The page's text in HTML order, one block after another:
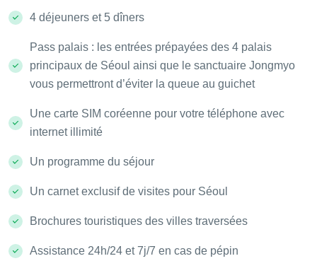
4 déjeuners et 5 dîners
Pass palais : les entrées prépayées des 4 palais
principaux de Séoul ainsi que le sanctuaire Jongmyo
vous permettront d’éviter la queue au guichet
Une carte SIM coréenne pour votre téléphone avec
internet illimité
Un programme du séjour
Un carnet exclusif de visites pour Séoul
Brochures touristiques des villes traversées
Assistance 24h/24 et 7j/7 en cas de pépin